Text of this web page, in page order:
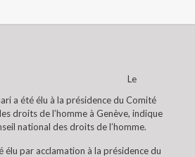
Le
a été élu à la présidence du Comité
droits de l’homme à Genève, indique
national des droits de l’homme.
élu par acclamation à la présidence du